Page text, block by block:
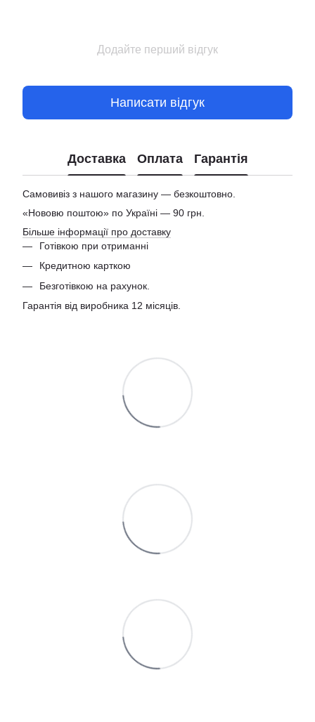
Додайте перший відгук
Написати відгук
Доставка Оплата Гарантія
Самовивіз з нашого магазину — безкоштовно.
«Нововю поштою» по Україні — 90 грн.
Більше інформації про доставку
Готівкою при отриманні
Кредитною карткою
Безготівкою на рахунок.
Гарантія від виробника 12 місяців.